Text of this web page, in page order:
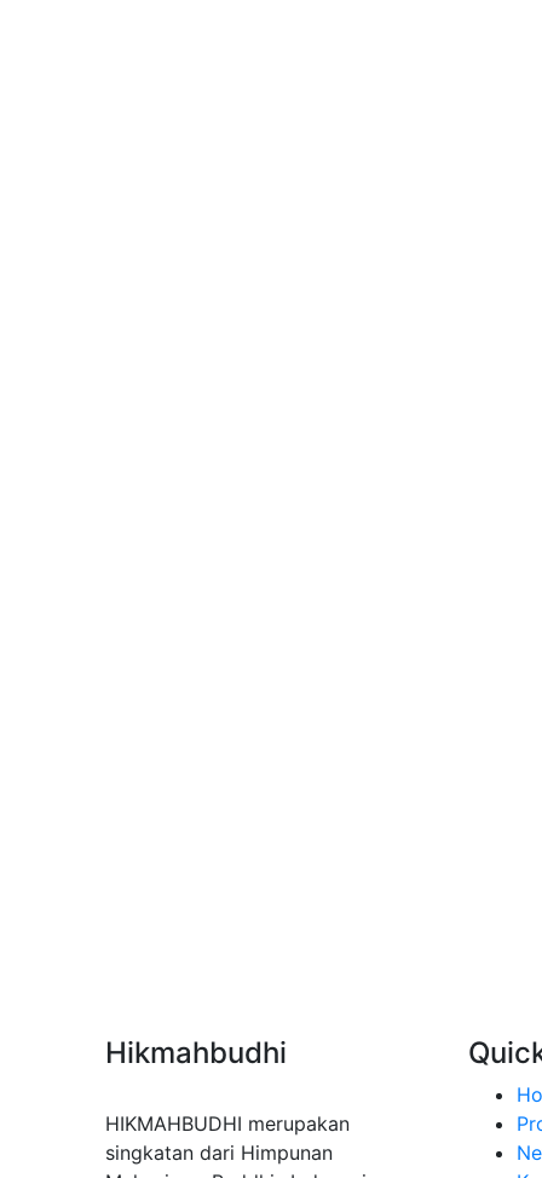
Hikmahbudhi
HIKMAHBUDHI merupakan
singkatan dari Himpunan